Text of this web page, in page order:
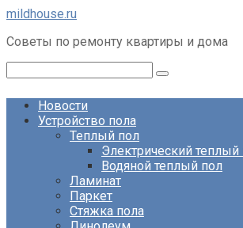
Перейти
контенту
mildhouse.ru
Советы по ремонту квартиры и дома
Новости
Устройство пола
Теплый пол
Электрический теплый
Водяной теплый пол
Ламинат
Паркет
Стяжка пола